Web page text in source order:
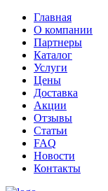
Главная
О компании
Партнеры
Каталог
Услуги
Цены
Доставка
Акции
Отзывы
Статьи
FAQ
Новости
Контакты